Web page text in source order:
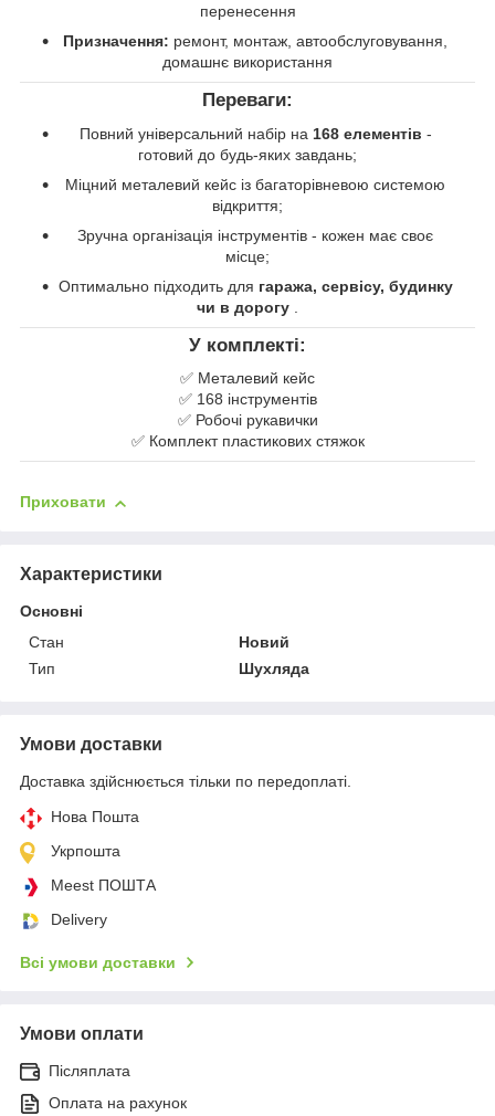
перенесення
Призначення: ремонт, монтаж, автообслуговування,
домашнє використання
Переваги:
Повний універсальний набір на 168 елементів -
готовий до будь-яких завдань;
Міцний металевий кейс із багаторівневою системою
відкриття;
Зручна організація інструментів - кожен має своє
місце;
Оптимально підходить для гаража, сервісу, будинку
чи в дорогу
У комплекті:
✅ Металевий кейс
✅ 168 інструментів
✅ Робочі рукавички
✅ Комплект пластикових стяжок
Приховати
Характеристики
Основні
Стан
Новий
Тип
Шухляда
Умови доставки
Доставка здійснюється тільки по передоплаті.
Нова Пошта
Укрпошта
Meest ПОШТА
Delivery
Всі умови доставки
Умови оплати
Післяплата
Оплата на рахунок